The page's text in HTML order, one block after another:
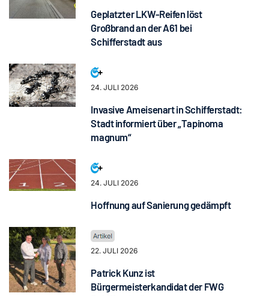
Geplatzter LKW-Reifen löst
Großbrand an der A61 bei
Schifferstadt aus
24. JULI 2026
Invasive Ameisenart in Schifferstadt:
Stadt informiert über „Tapinoma
magnum“
24. JULI 2026
Hoffnung auf Sanierung gedämpft
22. JULI 2026
Patrick Kunz ist
Bürgermeisterkandidat der FWG